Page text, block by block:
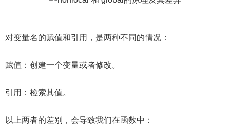
对变量名的赋值和引用，是两种不同的情况：
赋值：创建一个变量或者修改。
引用：检索其值。
以上两者的差别，会导致我们在函数中：